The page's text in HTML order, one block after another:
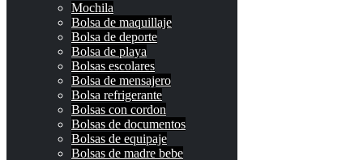
Mochila
Bolsa de maquillaje
Bolsa de deporte
Bolsa de playa
Bolsas escolares
Bolsa de mensajero
Bolsa refrigerante
Bolsas con cordon
Bolsas de documentos
Bolsas de equipaje
Bolsas de madre bebe